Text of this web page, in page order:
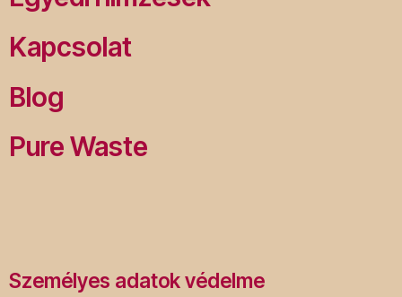
Kapcsolat
Blog
Pure Waste
Személyes adatok védelme